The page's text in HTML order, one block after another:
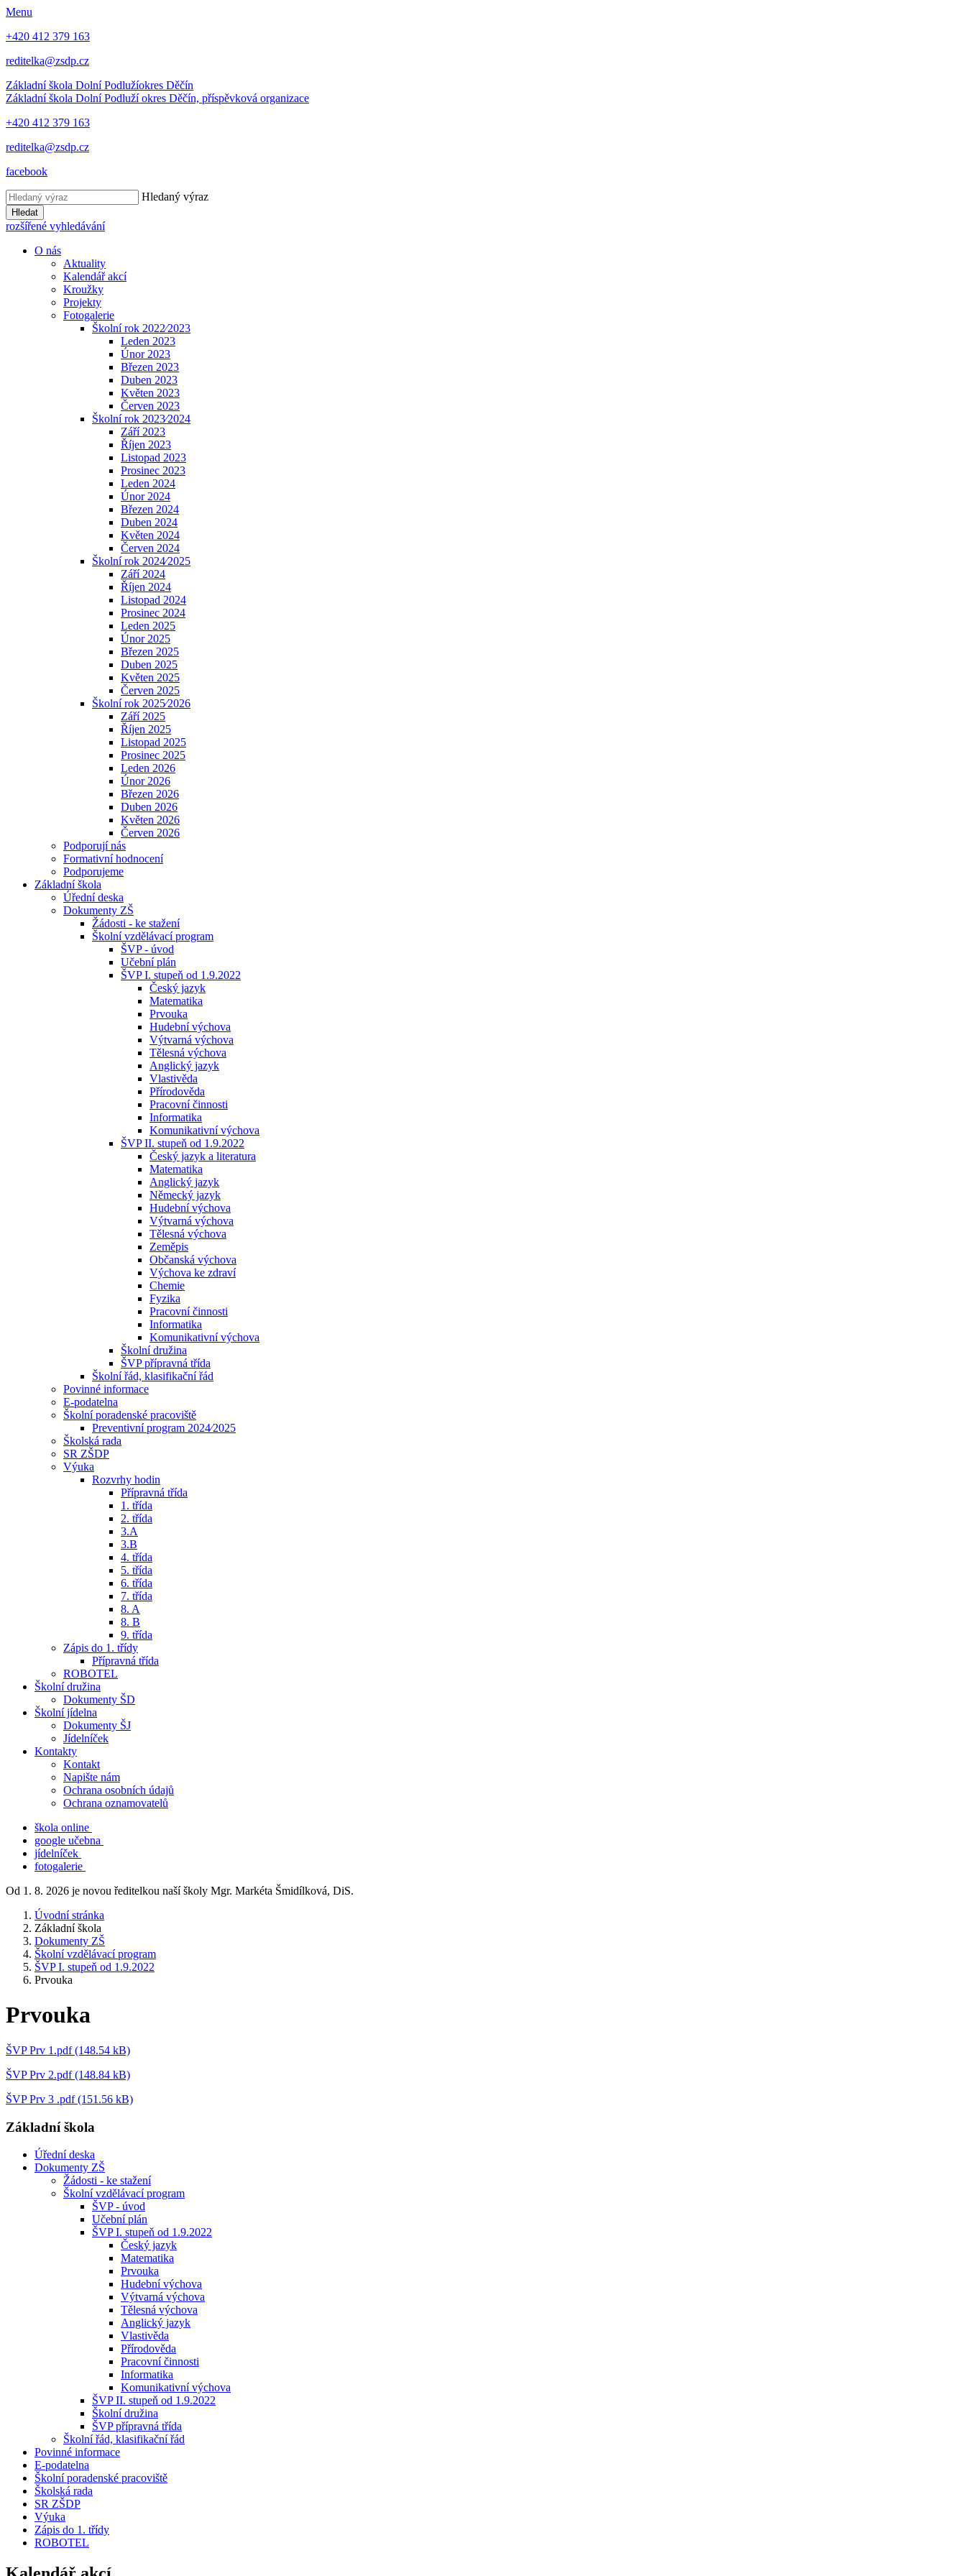
Menu
+420 412 379 163
reditelka@zsdp.cz
Základní škola Dolní Podlužíokres Děčín
Základní škola Dolní Podlužíokres Děčín, příspěvková organizace
+420 412 379 163
reditelka@zsdp.cz
facebook
Hledaný výraz
Hledat
rozšířené vyhledávání
O nás
Aktuality
Kalendář akcí
Kroužky
Projekty
Fotogalerie
Školní rok 2022⁄2023
Leden 2023
Únor 2023
Březen 2023
Duben 2023
Květen 2023
Červen 2023
Školní rok 2023⁄2024
Září 2023
Říjen 2023
Listopad 2023
Prosinec 2023
Leden 2024
Únor 2024
Březen 2024
Duben 2024
Květen 2024
Červen 2024
Školní rok 2024⁄2025
Září 2024
Říjen 2024
Listopad 2024
Prosinec 2024
Leden 2025
Únor 2025
Březen 2025
Duben 2025
Květen 2025
Červen 2025
Školní rok 2025⁄2026
Září 2025
Říjen 2025
Listopad 2025
Prosinec 2025
Leden 2026
Únor 2026
Březen 2026
Duben 2026
Květen 2026
Červen 2026
Podporují nás
Formativní hodnocení
Podporujeme
Základní škola
Úřední deska
Dokumenty ZŠ
Žádosti - ke stažení
Školní vzdělávací program
ŠVP - úvod
Učební plán
ŠVP I. stupeň od 1.9.2022
Český jazyk
Matematika
Prvouka
Hudební výchova
Výtvarná výchova
Tělesná výchova
Anglický jazyk
Vlastivěda
Přírodověda
Pracovní činnosti
Informatika
Komunikativní výchova
ŠVP II. stupeň od 1.9.2022
Český jazyk a literatura
Matematika
Anglický jazyk
Německý jazyk
Hudební výchova
Výtvarná výchova
Tělesná výchova
Zeměpis
Občanská výchova
Výchova ke zdraví
Chemie
Fyzika
Pracovní činnosti
Informatika
Komunikativní výchova
Školní družina
ŠVP přípravná třída
Školní řád, klasifikační řád
Povinné informace
E-podatelna
Školní poradenské pracoviště
Preventivní program 2024⁄2025
Školská rada
SR ZŠDP
Výuka
Rozvrhy hodin
Přípravná třída
1. třída
2. třída
3.A
3.B
4. třída
5. třída
6. třída
7. třída
8. A
8. B
9. třída
Zápis do 1. třídy
Přípravná třída
ROBOTEL
Školní družina
Dokumenty ŠD
Školní jídelna
Dokumenty ŠJ
Jídelníček
Kontakty
Kontakt
Napište nám
Ochrana osobních údajů
Ochrana oznamovatelů
škola online
google učebna
jídelníček
fotogalerie
Od 1. 8. 2026 je novou ředitelkou naší školy Mgr. Markéta Šmidílková, DiS.
Úvodní stránka
Základní škola
Dokumenty ZŠ
Školní vzdělávací program
ŠVP I. stupeň od 1.9.2022
Prvouka
Prvouka
ŠVP Prv 1.pdf (148.54 kB)
ŠVP Prv 2.pdf (148.84 kB)
ŠVP Prv 3 .pdf (151.56 kB)
Základní škola
Úřední deska
Dokumenty ZŠ
Žádosti - ke stažení
Školní vzdělávací program
ŠVP - úvod
Učební plán
ŠVP I. stupeň od 1.9.2022
Český jazyk
Matematika
Prvouka
Hudební výchova
Výtvarná výchova
Tělesná výchova
Anglický jazyk
Vlastivěda
Přírodověda
Pracovní činnosti
Informatika
Komunikativní výchova
ŠVP II. stupeň od 1.9.2022
Školní družina
ŠVP přípravná třída
Školní řád, klasifikační řád
Povinné informace
E-podatelna
Školní poradenské pracoviště
Školská rada
SR ZŠDP
Výuka
Zápis do 1. třídy
ROBOTEL